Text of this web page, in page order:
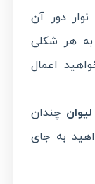
دور آن
به هر شکلی
اعمال
چندان
به جای